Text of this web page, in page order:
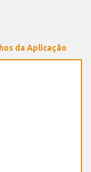
da Aplicação